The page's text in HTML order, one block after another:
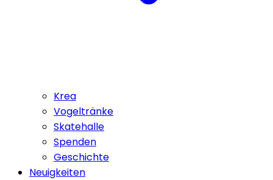
Krea
Vogeltränke
Skatehalle
Spenden
Geschichte
Neuigkeiten